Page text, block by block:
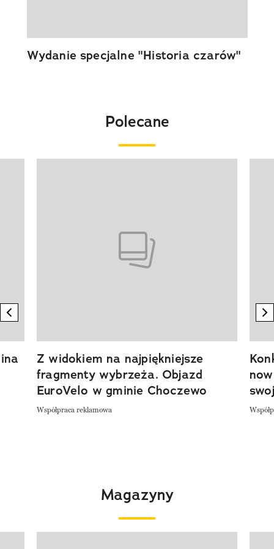
Wydanie specjalne "Historia czarów"
Polecane
previous element
Z widokiem na najpiękniejsze
fragmenty wybrzeża. Objazd
EuroVelo w gminie Choczewo
Współpraca reklamowa
Magazyny